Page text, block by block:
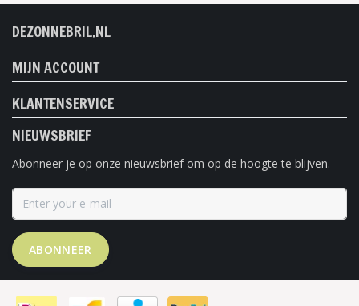
DEZONNEBRIL.NL
MIJN ACCOUNT
KLANTENSERVICE
NIEUWSBRIEF
Abonneer je op onze nieuwsbrief om op de hoogte te blijven.
ABONNEER